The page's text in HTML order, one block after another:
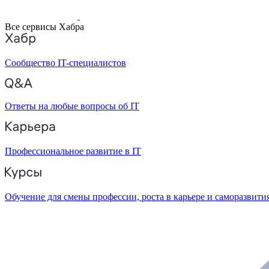
Все сервисы Хабра
Сообщество IT-специалистов
Ответы на любые вопросы об IT
Профессиональное развитие в IT
Обучение для смены профессии, роста в карьере и